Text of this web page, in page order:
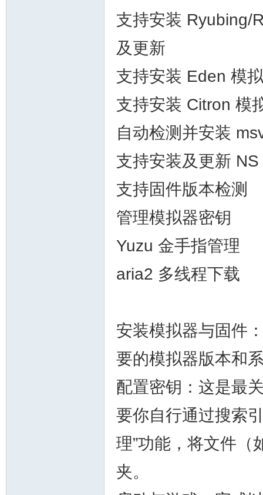
支持安装 Ryubing/
及更新
支持安装 Eden 模
支持安装 Citron 模
自动检测并安装
支持安装及更新
支持固件版本检测
管理模拟器密钥
Yuzu 金手指管理
aria2 多线程下载
安装模拟器与固件
要的模拟器版本和
配置密钥：这是最
要你自行通过搜索
理”功能，将文件（
夹。